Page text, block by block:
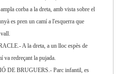
corba a la dreta, amb vista sobre el
es pren un camí a l'esquerra que
A la dreta, a un lloc espès de
va redreçant la pujada.
DE BRUGUERS.- Parc infantil, es